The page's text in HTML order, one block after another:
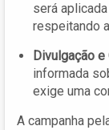
será
respeitando
Divulgação
informada
exige uma
A campanha